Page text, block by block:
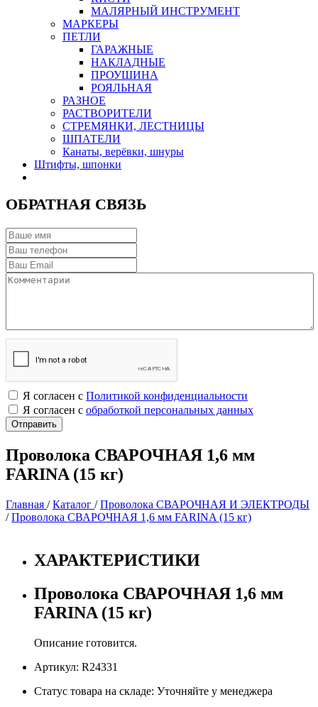
МАЛЯРНЫЙ ИНСТРУМЕНТ
МАРКЕРЫ
ПЕТЛИ
ГАРАЖНЫЕ
НАКЛАДНЫЕ
ПРОУШИНА
РОЯЛЬНАЯ
РАЗНОЕ
РАСТВОРИТЕЛИ
СТРЕМЯНКИ, ЛЕСТНИЦЫ
ШПАТЕЛИ
Канаты, верёвки, шнуры
Штифты, шпонки
ОБРАТНАЯ СВЯЗЬ
Я согласен с Политикой конфиденциальности
Я согласен с обработкой персональных данных
Проволока СВАРОЧНАЯ 1,6 мм
FARINA (15 кг)
Главная /Каталог /Проволока СВАРОЧНАЯ И ЭЛЕКТРОДЫ
/Проволока СВАРОЧНАЯ 1,6 мм FARINA (15 кг)
ХАРАКТЕРИСТИКИ
Проволока СВАРОЧНАЯ 1,6 мм
FARINA (15 кг)
Описание готовится.
Артикул: R24331
Статус товара на складе: Уточняйте у менеджера